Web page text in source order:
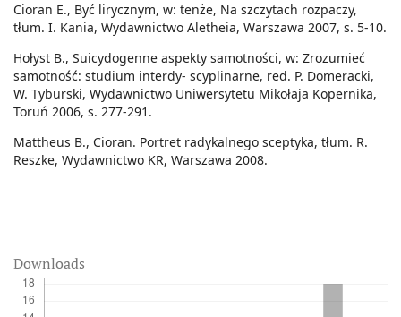
Downloads
Cioran E., Być lirycznym, w: tenże, Na szczytach rozpaczy,
tłum. I. Kania, Wydawnictwo Aletheia, Warszawa 2007, s. 5-10.
Hołyst B., Suicydogenne aspekty samotności, w: Zrozumieć
samotność: studium interdy- scyplinarne, red. P. Domeracki,
W. Tyburski, Wydawnictwo Uniwersytetu Mikołaja Kopernika,
Toruń 2006, s. 277-291.
Mattheus B., Cioran. Portret radykalnego sceptyka, tłum. R.
Reszke, Wydawnictwo KR, Warszawa 2008.